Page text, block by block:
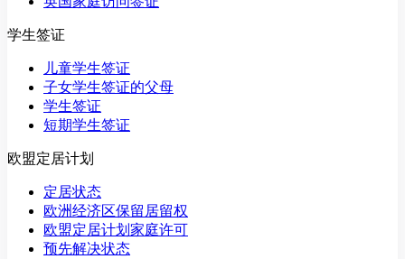
学生签证
儿童学生签证
子女学生签证的父母
学生签证
短期学生签证
欧盟定居计划
定居状态
欧洲经济区保留居留权
欧盟定居计划家庭许可
预先解决状态